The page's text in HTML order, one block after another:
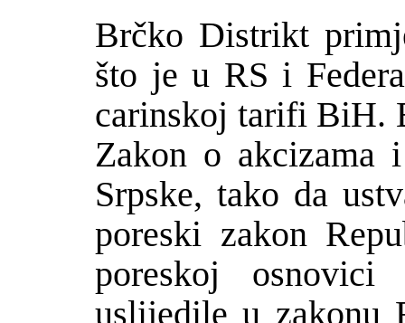
Brčko Distrikt
što je u RS i
carinskoj tarifi BiH.
Zakon o akcizama
Srpske, tako da
poreski zakon
poreskoj
uslijedile u zakonu